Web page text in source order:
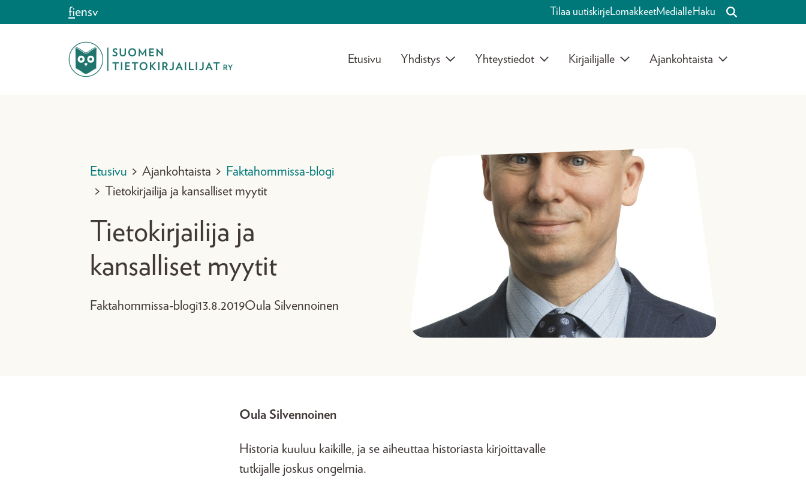
Siirry sisältöönfiensv Tilaa uutiskirjeLomakkeetMedialleHaku
Etusivu Yhdistys Yhteystiedot Kirjailijalle Ajankohtaista
Etusivu > Ajankohtaista > Faktahommissa-blogi
> Tietokirjailija ja kansalliset myytit
Tietokirjailija ja
kansalliset myytit
Faktahommissa-blogi13.8.2019Oula Silvennoinen
Oula Silvennoinen
Historia kuuluu kaikille, ja se aiheuttaa historiasta kirjoittavalle
tutkijalle joskus ongelmia.